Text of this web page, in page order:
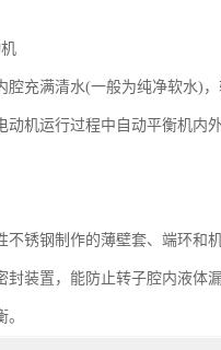
腔充满清水(一般为纯净软水)
动机运行过程中自动平衡机内
不锈钢制作的薄壁套、端环和
封装置，能防止转子腔内液体